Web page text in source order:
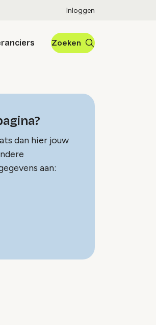
Inloggen
Zoeken
dan hier jouw
aan: